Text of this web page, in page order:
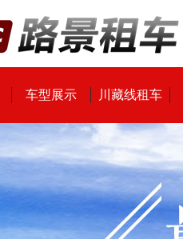
车型展示 川藏线租车